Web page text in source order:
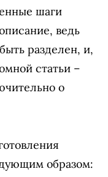
шаги
ведь
разделен, и,
статьи –
о
образом: